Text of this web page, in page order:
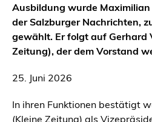
Ausbildung wurde Maximilian
der Salzburger Nachrichten,
gewählt. Er folgt auf Gerhard
Zeitung), der dem Vorstand
25. Juni 2026
In ihren Funktionen bestätigt